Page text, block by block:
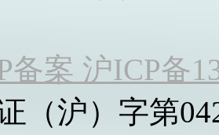
备案 沪ICP备
（沪）字第